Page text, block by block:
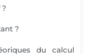
?
du calcul